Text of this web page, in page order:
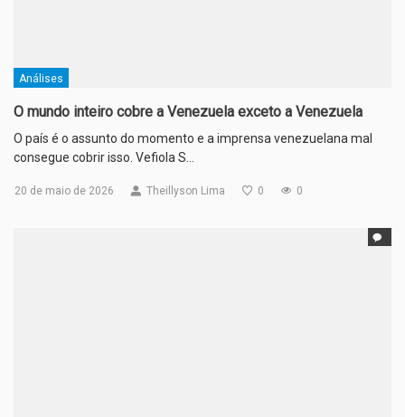
Análises
O mundo inteiro cobre a Venezuela exceto a Venezuela
O país é o assunto do momento e a imprensa venezuelana mal
consegue cobrir isso. Vefiola S…
20 de maio de 2026 Theillyson Lima 0 0